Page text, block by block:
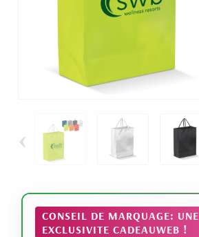
‹
CONSEIL DE MARQUAGE: UNE
EXCLUSIVITE CADEAUWEB !